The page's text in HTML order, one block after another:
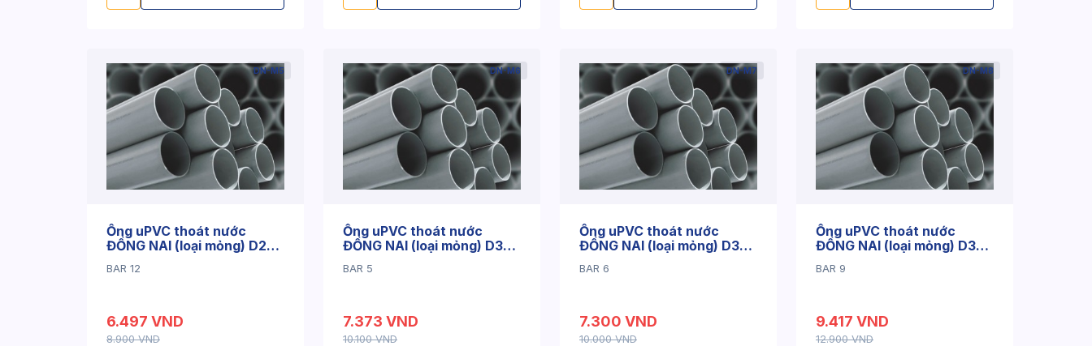
DN-M5
Ống uPVC thoát nước
ĐỒNG NAI (loại mỏng) D27
BAR 12
6.497 VND
8.900 VND
DN-M6
Ống uPVC thoát nước
ĐỒNG NAI (loại mỏng) D34
BAR 5
7.373 VND
10.100 VND
DN-M7
Ống uPVC thoát nước
ĐỒNG NAI (loại mỏng) D34
BAR 6
7.300 VND
10.000 VND
DN-M8
Ống uPVC thoát nước
ĐỒNG NAI (loại mỏng) D34
BAR 9
9.417 VND
12.900 VND